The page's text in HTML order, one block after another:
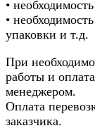
•
•
упаковки и т.д.
При
работы и
менеджером.
Оплата
заказчика.